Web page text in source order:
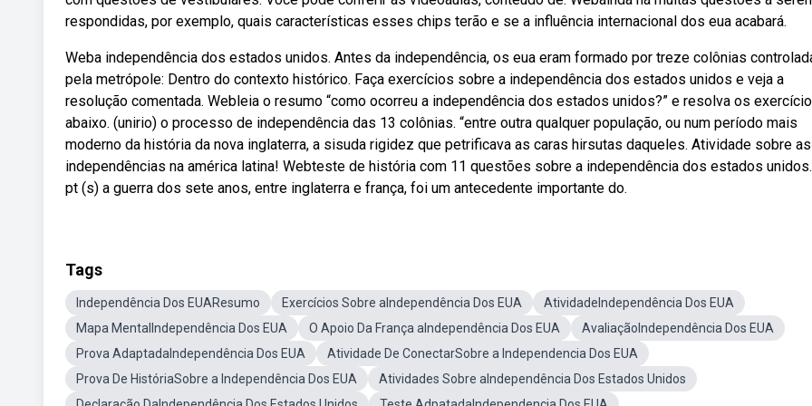
respondidas, por exemplo, quais características esses chips terão e se a influência internacional dos eua acabará.
Weba independência dos estados unidos. Antes da independência, os eua eram formado por treze colônias
pela metrópole: Dentro do contexto histórico. Faça exercícios sobre a independência dos estados unidos e veja a
resolução comentada. Webleia o resumo “como ocorreu a independência dos estados unidos?” e resolva os
abaixo. (unirio) o processo de independência das 13 colônias. “entre outra qualquer população, ou num período mais
moderno da história da nova inglaterra, a sisuda rigidez que petrificava as caras hirsutas daqueles. Atividade sobre as
independências na américa latina! Webteste de história com 11 questões sobre a independência dos estados
pt (s) a guerra dos sete anos, entre inglaterra e frança, foi um antecedente importante do.
Tags
Independência Dos EUAResumo Exercícios Sobre aIndependência Dos EUA
AtividadeIndependência Dos EUA
Mapa MentalIndependência Dos EUA
O Apoio Da França aIndependência Dos EUA
AvaliaçãoIndependência Dos EUA
Prova AdaptadaIndependência Dos EUA
Atividade De ConectarSobre a Independencia Dos EUA
Prova De HistóriaSobre a Independência Dos EUA
Atividades Sobre aIndependência Dos Estados Unidos